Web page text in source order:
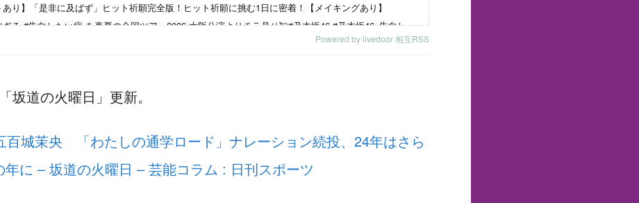
あり】「是非に及ばず」ヒット祈願完全版！ヒット祈願に挑む1日に密着！【メイキングあり】
列車のフリが可愛すぎる #告白したい病 を真夏の全国ツアー2026 大阪公演よりチラ見せ💘#乃木坂46 #乃木坂46_告白したい病
創刊初のViViビューティーアンバサダー就任 切り開く無限の可能性【坂道の火曜日】
Powered by livedoor 相互RSS
坂道の火曜日」更新。
百城茉央 「わたしの通学ロード」ナレーション続投、24年はさら
年に – 坂道の火曜日 – 芸能コラム : 日刊スポーツ